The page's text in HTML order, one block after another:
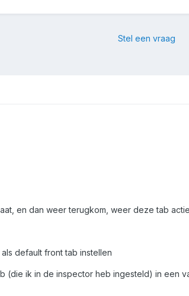
Stel een vraag
en dan weer terugkom, weer deze tab
default front tab instellen
ik in de inspector heb ingesteld) in een